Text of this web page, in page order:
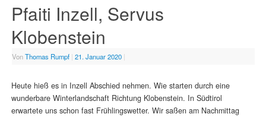
Pfaiti Inzell, Servus
Klobenstein
VonThomas Rumpf | 21. Januar 2020 |
Heute hieß es in Inzell Abschied nehmen. Wie starten durch eine
wunderbare Winterlandschaft Richtung Klobenstein. In Südtirol
erwartete uns schon fast Frühlingswetter. Wir saßen am Nachmittag